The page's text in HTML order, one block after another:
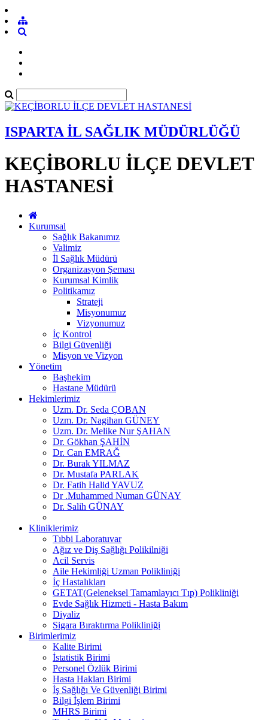
ISPARTA İL SAĞLIK MÜDÜRLÜĞÜ
KEÇİBORLU İLÇE DEVLET
HASTANESİ
Kurumsal
Sağlık Bakanımız
Valimiz
İl Sağlık Müdürü
Organizasyon Şeması
Kurumsal Kimlik
Politikamız
Strateji
Misyonumuz
Vizyonumuz
İç Kontrol
Bilgi Güvenliği
Misyon ve Vizyon
Yönetim
Başhekim
Hastane Müdürü
Hekimlerimiz
Uzm. Dr. Seda ÇOBAN
Uzm. Dr. Nagihan GÜNEY
Uzm. Dr. Melike Nur ŞAHAN
Dr. Gökhan ŞAHİN
Dr. Can EMRAĞ
Dr. Burak YILMAZ
Dr. Mustafa PARLAK
Dr. Fatih Halid YAVUZ
Dr .Muhammed Numan GÜNAY
Dr. Salih GÜNAY
Kliniklerimiz
Tıbbi Laboratuvar
Ağız ve Diş Sağlığı Polikilniği
Acil Servis
Aile Hekimliği Uzman Polikliniği
İç Hastalıkları
GETAT(Geleneksel Tamamlayıcı Tıp) Polikliniği
Evde Sağlık Hizmeti - Hasta Bakım
Diyaliz
Sigara Bıraktırma Polikliniği
Birimlerimiz
Kalite Birimi
İstatistik Birimi
Personel Özlük Birimi
Hasta Hakları Birimi
İş Sağlığı Ve Güvenliği Birimi
Bilgi İşlem Birimi
MHRS Birimi